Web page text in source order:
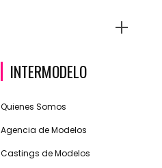
INTERMODELO
Quienes Somos
Agencia de Modelos
Castings de Modelos